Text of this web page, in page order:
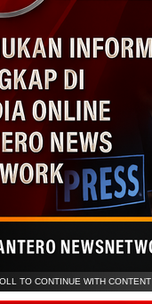
TO CONTINUE WITH CONTENT